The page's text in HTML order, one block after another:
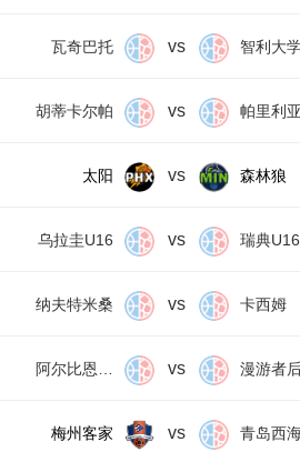
瓦奇巴托 vs 智利大
胡蒂卡尔帕 vs 帕里利
太阳 vs 森林狼
乌拉圭U16 vs 瑞典U16
纳夫特米桑 vs 卡西姆
vs
梅州客家 vs 青岛西